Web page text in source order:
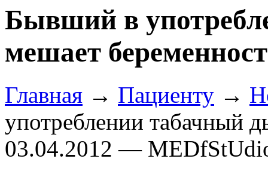
Бывший в
мешает
Главная → Пациенту →
употреблении табачный
03.04.2012 —